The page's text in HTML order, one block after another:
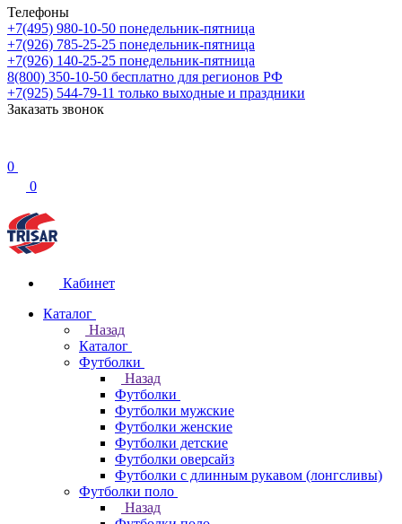
Телефоны
+7(495) 980-10-50 понедельник-пятница
+7(926) 785-25-25 понедельник-пятница
+7(926) 140-25-25 понедельник-пятница
8(800) 350-10-50 бесплатно для регионов РФ
+7(925) 544-79-11 только выходные и праздники
Заказать звонок
0
0
Кабинет
Каталог
Назад
Каталог
Футболки
Назад
Футболки
Футболки мужские
Футболки женские
Футболки детские
Футболки оверсайз
Футболки с длинным рукавом (лонгсливы)
Футболки поло
Назад